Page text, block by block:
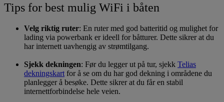
Tips for best mulig WiFi i båten
Velg riktig ruter: En ruter med god batteritid og mulighet for
lading via powerbank er ideell for båtturer. Dette sikrer at du
har internett uavhengig av strømtilgang.
Sjekk dekningen: Før du legger ut på tur, sjekk Telias
dekningskartfor å se om du har god dekning i områdene du
planlegger å besøke. Dette sikrer at du får en stabil
internettforbindelse hele veien.